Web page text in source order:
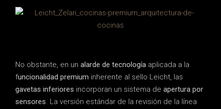
No obstante, en unalarde de tecnología aplicada a la
funcionalidad premium inherente al sello Leicht, las
gavetas inferiores incorporan un sistema de apertura por
sensores. La versión estándar de la revisión de la línea